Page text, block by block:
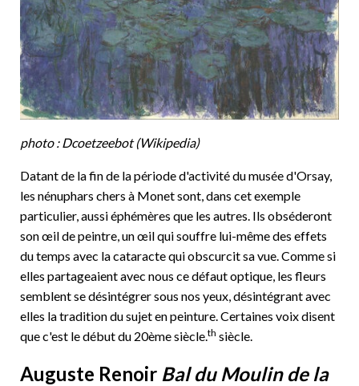
photo : Dcoetzeebot (Wikipedia)
Datant de la fin de la période d'activité du musée d'Orsay,
les nénuphars chers à Monet sont, dans cet exemple
particulier, aussi éphémères que les autres. Ils obséderont
son œil de peintre, un œil qui souffre lui-même des effets
du temps avec la cataracte qui obscurcit sa vue. Comme si
elles partageaient avec nous ce défaut optique, les fleurs
semblent se désintégrer sous nos yeux, désintégrant avec
elles la tradition du sujet en peinture. Certaines voix disent
que c'est le début du 20ème siècle. th siècle.
Auguste Renoir Bal du Moulin de la